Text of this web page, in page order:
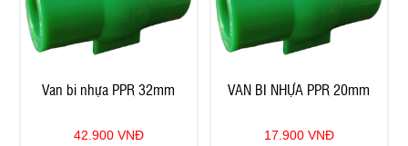
Van bi nhựa PPR 32mm
42.900 VNĐ
VAN BI NHỰA PPR 20mm
17.900 VNĐ